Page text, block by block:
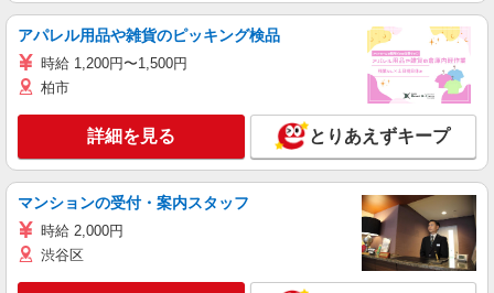
アパレル用品や雑貨のピッキング検品
時給 1,200円〜1,500円
柏市
詳細を見る とりあえずキープ
マンションの受付・案内スタッフ
時給 2,000円
渋谷区